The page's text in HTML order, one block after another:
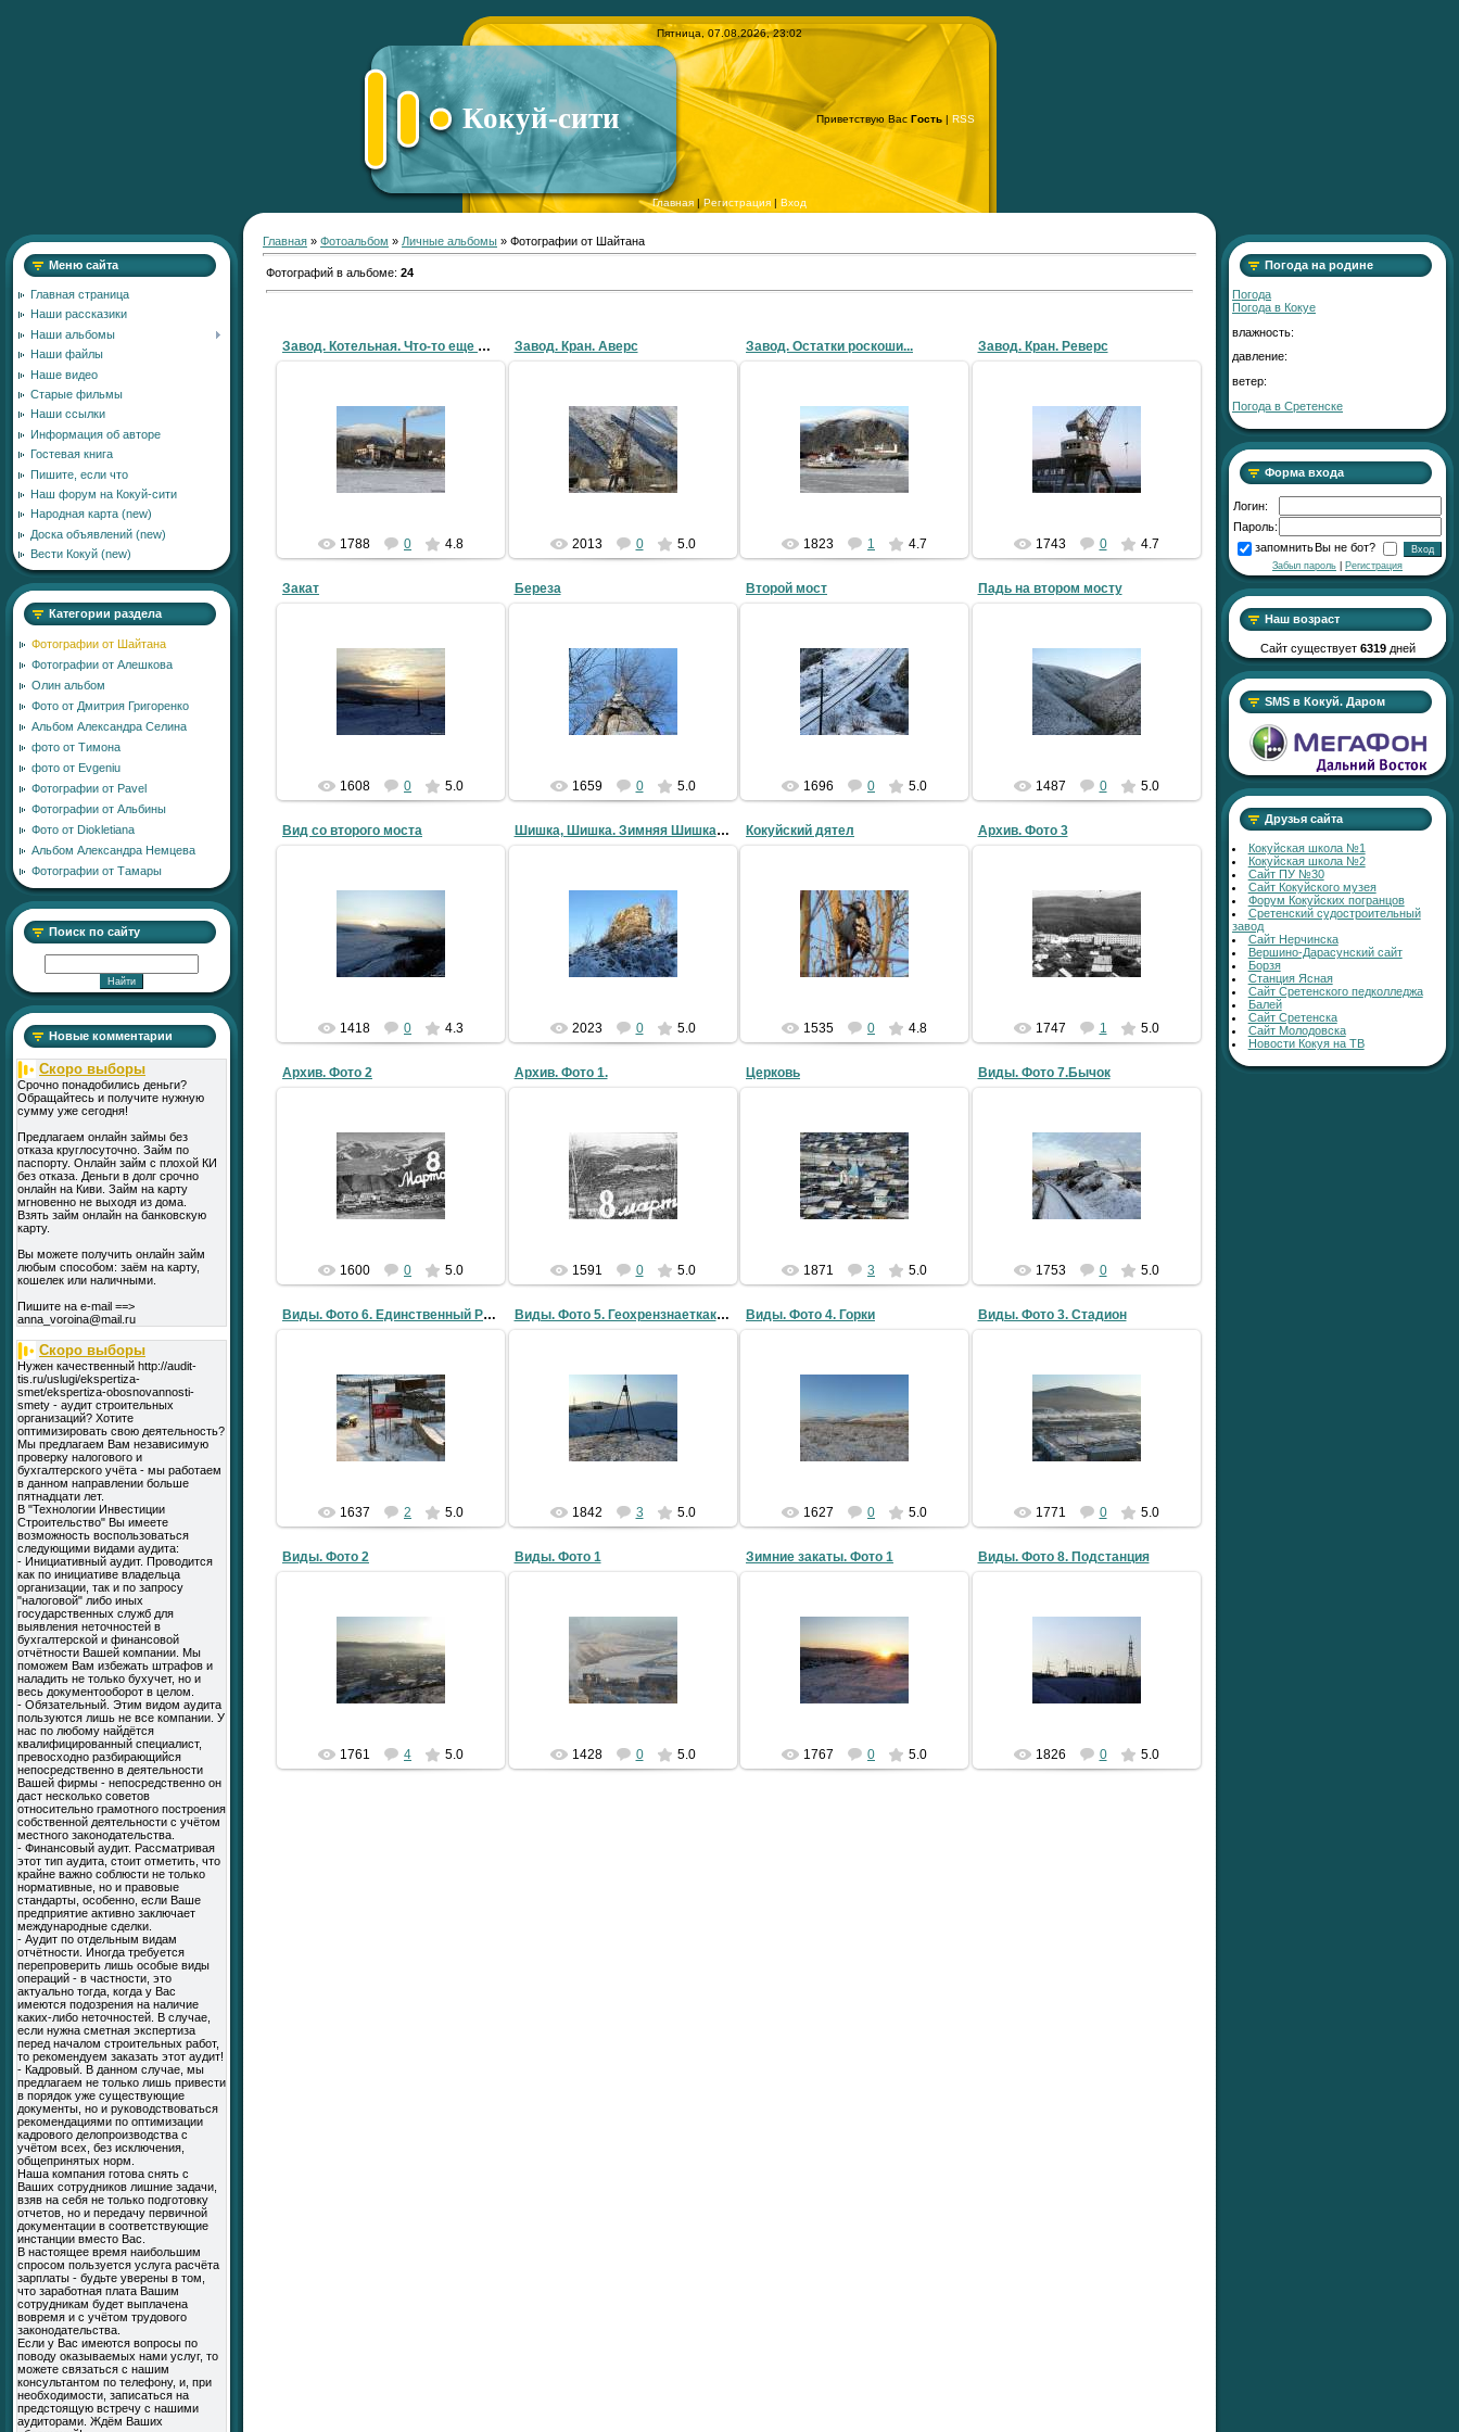
Пятница, 07.08.2026, 23:02
Кокуй-сити Приветствую Вас Гость | RSS
Главная | Регистрация | Вход
Меню сайта
Главная страница
Наши рассказики
Наши альбомы
Наши файлы
Наше видео
Старые фильмы
Наши ссылки
Информация об авторе
Гостевая книга
Пишите, если что
Наш форум на Кокуй-сити
Народная карта (new)
Доска объявлений (new)
Вести Кокуй (new)
Категории раздела
Фотографии от Шайтана
Фотографии от Алешкова
Олин альбом
Фото от Дмитрия Григоренко
Альбом Александра Селина
фото от Тимона
фото от Еvgeniu
Фотографии от Pavel
Фотографии от Альбины
Фото от Diokletiana
Альбом Александра Немцева
Фотографии от Тамары
Поиск по сайту
Новые комментарии
Скоро выборы
Срочно понадобились деньги?
Обращайтесь и получите нужную
сумму уже сегодня!
Предлагаем онлайн займы без
отказа круглосуточно. Займ по
паспорту. Онлайн займ с плохой КИ
без отказа. Деньги в долг срочно
онлайн на Киви. Займ на карту
мгновенно не выходя из дома.
Взять займ онлайн на банковскую
карту.
Вы можете получить онлайн займ
любым способом: заём на карту,
кошелек или наличными.
Пишите на e-mail ==>
anna_voroina@mail.ru
Скоро выборы
Нужен качественный http://audit-
tis.ru/uslugi/ekspertiza-
smet/ekspertiza-obosnovannosti-
smety - аудит строительных
организаций? Хотите
оптимизировать свою деятельность?
Мы предлагаем Вам независимую
проверку налогового и
бухгалтерского учёта - мы работаем
в данном направлении больше
пятнадцати лет.
В "Технологии Инвестиции
Строительство" Вы имеете
возможность воспользоваться
следующими видами аудита:
- Инициативный аудит. Проводится
как по инициативе владельца
организации, так и по запросу
"налоговой" либо иных
государственных служб для
выявления неточностей в
бухгалтерской и финансовой
отчётности Вашей компании. Мы
поможем Вам избежать штрафов и
наладить не только бухучет, но и
весь документооборот в целом.
- Обязательный. Этим видом аудита
пользуются лишь не все компании. У
нас по любому найдётся
квалифицированный специалист,
превосходно разбирающийся
непосредственно в деятельности
Вашей фирмы - непосредственно он
даст несколько советов
относительно грамотного построения
собственной деятельности с учётом
местного законодательства.
- Финансовый аудит. Рассматривая
этот тип аудита, стоит отметить, что
крайне важно соблюсти не только
нормативные, но и правовые
стандарты, особенно, если Ваше
предприятие активно заключает
международные сделки.
- Аудит по отдельным видам
отчётности. Иногда требуется
перепроверить лишь особые виды
операций - в частности, это
актуально тогда, когда у Вас
имеются подозрения на наличие
каких-либо неточностей. В случае,
если нужна сметная экспертиза
перед началом строительных работ,
то рекомендуем заказать этот аудит!
- Кадровый. В данном случае, мы
предлагаем не только лишь привести
в порядок уже существующие
документы, но и руководствоваться
рекомендациями по оптимизации
кадрового делопроизводства с
учётом всех, без исключения,
общепринятых норм.
Наша компания готова снять с
Ваших сотрудников лишние задачи,
взяв на себя не только подготовку
отчетов, но и передачу первичной
документации в соответствующие
инстанции вместо Вас.
В настоящее время наибольшим
спросом пользуется услуга расчёта
зарплаты - будьте уверены в том,
что заработная плата Вашим
сотрудникам будет выплачена
вовремя и с учётом трудового
законодательства.
Если у Вас имеются вопросы по
поводу оказываемых нами услуг, то
можете связаться с нашим
консультантом по телефону, и, при
необходимости, записаться на
предстоящую встречу с нашими
аудиторами. Ждём Ваших
Главная » Фотоальбом » Личные альбомы » Фотографии от Шайтана
Фотографий в альбоме: 24
Завод. Котельная. Что-то еще фунциклирует
14.05.2009
LLlauTAH
1788 0 4.8
Завод. Кран. Аверс
14.05.2009
LLlauTAH
2013 0 5.0
Завод. Остатки роскоши...
14.05.2009
LLlauTAH
1823 1 4.7
Завод. Кран. Реверс
14.05.2009
LLlauTAH
1743 0 4.7
Закат
14.05.2009
LLlauTAH
1608 0 5.0
Береза
14.05.2009
LLlauTAH
1659 0 5.0
Второй мост
14.05.2009
LLlauTAH
1696 0 5.0
Падь на втором мосту
14.05.2009
LLlauTAH
1487 0 5.0
Вид со второго моста
14.05.2009
LLlauTAH
1418 0 4.3
Шишка, Шишка. Зимняя Шишка... :)
14.05.2009
LLlauTAH
2023 0 5.0
Кокуйский дятел
14.05.2009
Застукан напротив пятаков
LLlauTAH
1535 0 4.8
Архив. Фото 3
05.05.2009
Старые фоты поселка из
семейного архива (это 70-е??)
LLlauTAH
1747 1 5.0
Архив. Фото 2
05.05.2009
Старые фоты поселка из
семейного архива (это 70-е??)
LLlauTAH
1600 0 5.0
Архив. Фото 1.
05.05.2009
Старые фоты поселка из
семейного архива (это 70-е??)
LLlauTAH
1591 0 5.0
Церковь
30.04.2009
LLlauTAH
1871 3 5.0
Виды. Фото 7.Бычок
30.04.2009
LLlauTAH
1753 0 5.0
Виды. Фото 6. Единственный Рекщит :)
30.04.2009
LLlauTAH
1637 2 5.0
Виды. Фото 5. Геохрензнаеткакой знак (маяк, и т.п)
30.04.2009
LLlauTAH
1842 3 5.0
Виды. Фото 4. Горки
LLlauTAH
1627 0 5.0
Виды. Фото 3. Стадион
30.04.2009
LLlauTAH
1771 0 5.0
Виды. Фото 2
30.04.2009
LLlauTAH
1761 4 5.0
Виды. Фото 1
30.04.2009
LLlauTAH
1428 0 5.0
Зимние закаты. Фото 1
30.04.2009
LLlauTAH
1767 0 5.0
Виды. Фото 8. Подстанция
LLlauTAH
1826 0 5.0
Погода на родине
Погода
Погода в Кокуе
влажность:
давление:
ветер:
Погода в Сретенске
Форма входа
Логин:
Пароль:
запомнить Вы не бот?
Забыл пароль Регистрация
Наш возраст
Сайт существует 6319дней
SMS в Кокуй. Даром
Друзья сайта
Кокуйская школа №1
Кокуйская школа №2
Сайт ПУ №30
Сайт Кокуйского музея
Форум Кокуйских погранцов
Сретенский судостроительный
завод
Сайт Нерчинска
Вершино-Дарасунский сайт
Борзя
Станция Ясная
Сайт Сретенского педколледжа
Балей
Сайт Сретенска
Сайт Молодовска
Новости Кокуя на ТВ